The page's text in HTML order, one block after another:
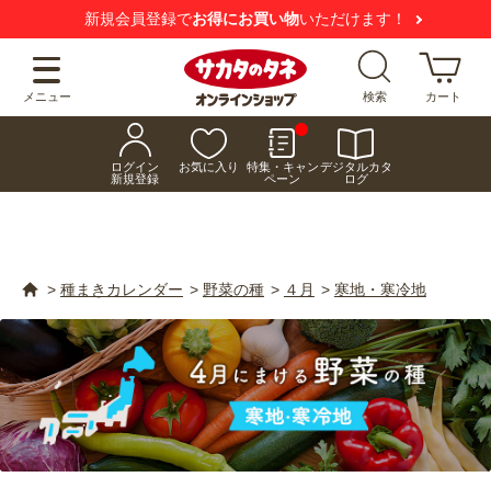
【注意喚起】悪質な偽サイトにご注意ください
メニュー 検索 カート
ログイン
新規登録
お気に入り
特集・キャン
ペーン
デジタルカタ
ログ
> 種まきカレンダー > 野菜の種 > ４月 > 寒地・寒冷地